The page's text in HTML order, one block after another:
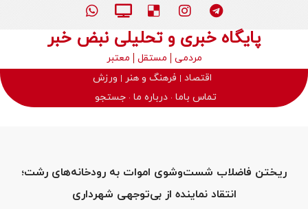
پایگاه خبری و تحلیلی نبض خبر
مردمی مستقل
معتبر
اقتصاد
فرهنگ و هنر
ورزش
تماس باما درباره ما جستجو
ریختن فاضلاب شست‌وشوی اموات به رودخانه‌های رشت؛
انتقاد نماینده از بی‌توجهی شهرداری